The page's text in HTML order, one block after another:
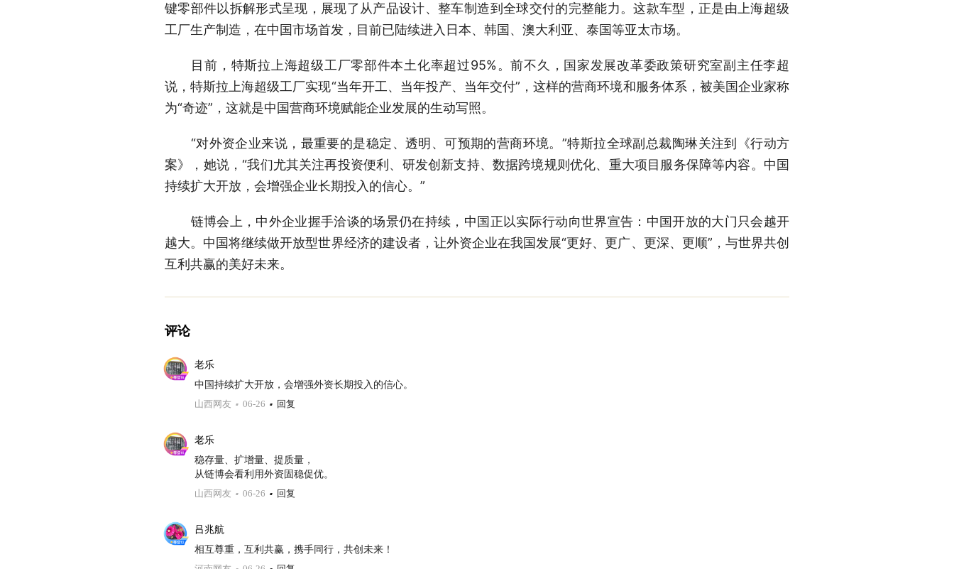
键零部件以拆解形式呈现，展现了从产品设计、整车制造到全球交付的完整能力。这款车型，正是由上海超级
工厂生产制造，在中国市场首发，目前已陆续进入日本、韩国、澳大利亚、泰国等亚太市场。
目前，特斯拉上海超级工厂零部件本土化率超过95%。前不久，国家发展改革委政策研究室副主任李超
说，特斯拉上海超级工厂实现“当年开工、当年投产、当年交付”，这样的营商环境和服务体系，被美国企业家称
为“奇迹”，这就是中国营商环境赋能企业发展的生动写照。
“对外资企业来说，最重要的是稳定、透明、可预期的营商环境。”特斯拉全球副总裁陶琳关注到《行动方
案》，她说，“我们尤其关注再投资便利、研发创新支持、数据跨境规则优化、重大项目服务保障等内容。中国
持续扩大开放，会增强企业长期投入的信心。”
链博会上，中外企业握手洽谈的场景仍在持续，中国正以实际行动向世界宣告：中国开放的大门只会越开
越大。中国将继续做开放型世界经济的建设者，让外资企业在我国发展“更好、更广、更深、更顺”，与世界共创
互利共赢的美好未来。
评论
老乐
中国持续扩大开放，会增强外资长期投入的信心。
山西网友
06-26 回复
老乐
稳存量、扩增量、提质量，
从链博会看利用外资固稳促优。
山西网友
06-26 回复
吕兆航
相互尊重，互利共赢，携手同行，共创未来！